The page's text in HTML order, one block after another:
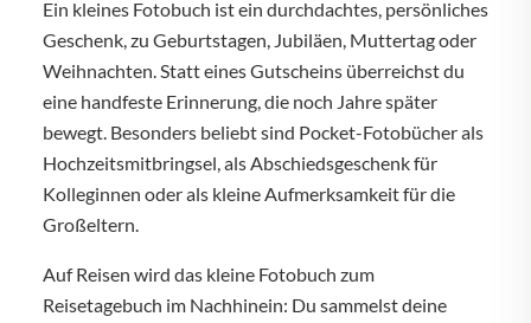
Ein kleines Fotobuch ist ein durchdachtes, persönliches
Geschenk, zu Geburtstagen, Jubiläen, Muttertag oder
Weihnachten. Statt eines Gutscheins überreichst du
eine handfeste Erinnerung, die noch Jahre später
bewegt. Besonders beliebt sind Pocket-Fotobücher als
Hochzeitsmitbringsel, als Abschiedsgeschenk für
Kolleginnen oder als kleine Aufmerksamkeit für die
Großeltern.
Auf Reisen wird das kleine Fotobuch zum
Reisetagebuch im Nachhinein: Du sammelst deine